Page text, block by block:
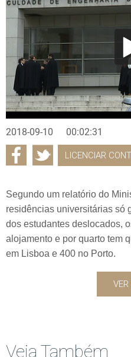
2018-09-10 00:02:31
LICENCIAR
Segundo um relatório do
residências universitárias só
dos estudantes deslocados,
alojamento e por quarto tem
em Lisboa e 400 no Porto.
Veja Também